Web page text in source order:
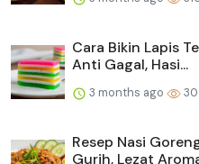
Cara Bikin Lapis
Anti Gagal, Hasi...
3 months ago
Resep Nasi
Gurih, Lezat